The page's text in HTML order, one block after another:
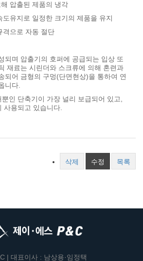
압출된 제품의 냉각
유지로 일정한 크기의 제품을 유지
격으로 자동 절단
되며 압출기의 호퍼에 공급되는 입상 또
재료는 시린더와 스크류에 의해 혼련과
되어 금형의 구멍(단면현상)을 통하여 연
니다.
인 단축기이 가장 널리 보급되어 있고,
사용되고 있습니다.
목록
수정
삭제
| 대표이사 : 남상용·임정택